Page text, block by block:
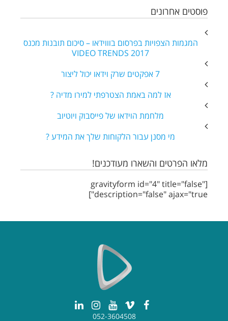
פוסטים אחרונים
המגמות הצפויות בפרסום בוווידאו – סיכום תובנות מכנס
VIDEO TRENDS 2017
7 אפקטים שרק וידאו יכול ליצור
אז למה באמת הצטרפתי למירו מדיה ?
מלחמת הוידאו של פייסבוק ויוטיוב
מי מסנן עבור הלקוחות שלך את המידע ?
מלאו הפרטים והשארו מעודכנים!
[gravityform id="4" title="false"
description="false" ajax="true"]
052-3604508